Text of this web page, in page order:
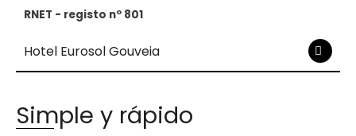
RNET - registo nº 801
Hotel Eurosol Gouveia
Simple y rápido